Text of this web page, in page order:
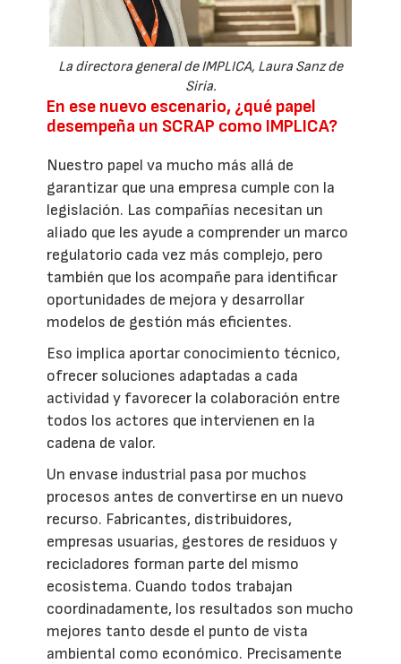
La directora general de IMPLICA, Laura Sanz de
Siria.
En ese nuevo escenario, ¿qué papel
desempeña un SCRAP como IMPLICA?
Nuestro papel va mucho más allá de
garantizar que una empresa cumple con la
legislación. Las compañías necesitan un
aliado que les ayude a comprender un marco
regulatorio cada vez más complejo, pero
también que los acompañe para identificar
oportunidades de mejora y desarrollar
modelos de gestión más eficientes.
Eso implica aportar conocimiento técnico,
ofrecer soluciones adaptadas a cada
actividad y favorecer la colaboración entre
todos los actores que intervienen en la
cadena de valor.
Un envase industrial pasa por muchos
procesos antes de convertirse en un nuevo
recurso. Fabricantes, distribuidores,
empresas usuarias, gestores de residuos y
recicladores forman parte del mismo
ecosistema. Cuando todos trabajan
coordinadamente, los resultados son mucho
mejores tanto desde el punto de vista
ambiental como económico. Precisamente